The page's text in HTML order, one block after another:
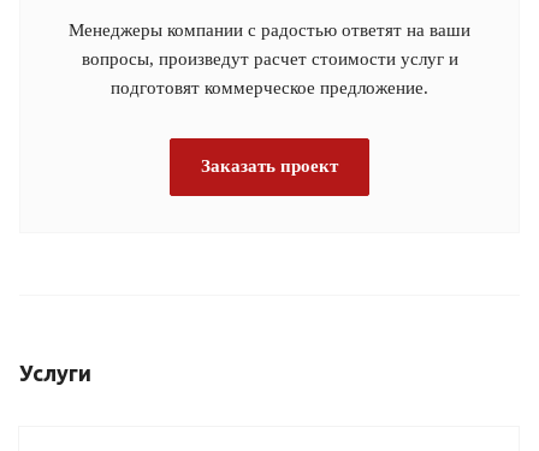
Менеджеры компании с радостью ответят на ваши
вопросы, произведут расчет стоимости услуг и
подготовят коммерческое предложение.
Заказать проект
Услуги